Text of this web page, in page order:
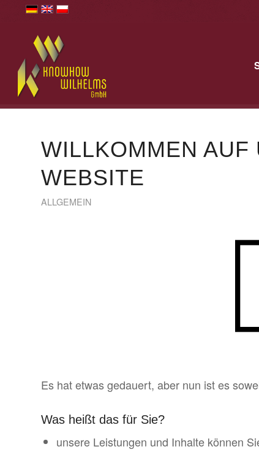
WILLKOMMEN AUF
WEBSITE
ALLGEMEIN
Es hat etwas gedauert, aber nun ist es
Was heißt das für Sie?
unsere Leistungen und Inhalte können